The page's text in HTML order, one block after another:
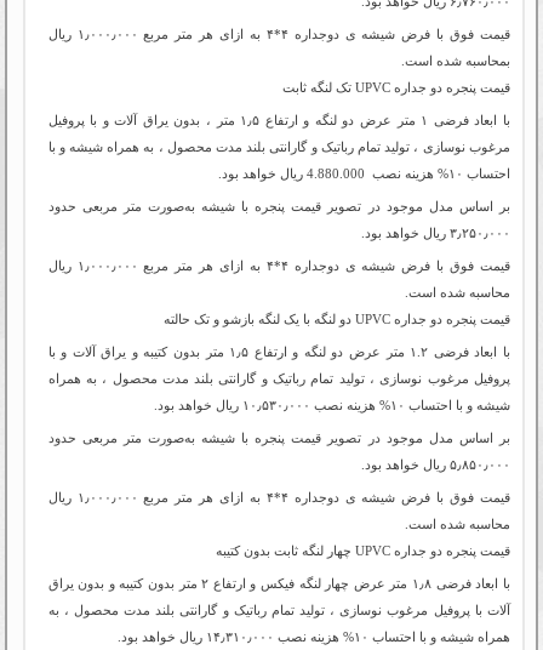
قیمت فوق با فرض شیشه ی دوجداره ۴*۴ به ازای هر متر مربع ۱٫۰۰۰٫۰۰۰ ریال
بمحاسبه شده است.
قیمت پنجره دو جداره‌ UPVC تک لنگه ثابت
با ابعاد فرضی ۱ متر عرض دو لنگه و ارتفاع ۱٫۵ ‌متر ، بدون یراق آلات و با پروفیل
مرغوب نوسازی ، تولید تمام رباتیک و گارانتی بلند مدت محصول ، به همراه شیشه و با
احتساب ۱۰% هزینه نصب 4.880.000 ریال خواهد بود.
بر اساس مدل موجود در تصویر قیمت پنجره با شیشه به‌صورت متر مربعی حدود
۳٫۲۵۰٫۰۰۰ ریال خواهد بود.
قیمت فوق با فرض شیشه ی دوجداره ۴*۴ به ازای هر متر مربع ۱٫۰۰۰٫۰۰۰ ریال
محاسبه شده است.
قیمت پنجره دو جداره‌ UPVC دو لنگه با یک لنگه بازشو و تک حالته
با ابعاد فرضی ۱.۲ متر عرض دو لنگه و ارتفاع ۱٫۵ ‌متر بدون کتیبه و یراق آلات و با
پروفیل مرغوب نوسازی ، تولید تمام رباتیک و گارانتی بلند مدت محصول ، به همراه
شیشه و با احتساب ۱۰% هزینه نصب ۱۰٫۵۳۰٫۰۰۰ ریال خواهد بود.
بر اساس مدل موجود در تصویر قیمت پنجره با شیشه به‌صورت متر مربعی حدود
۵٫۸۵۰٫۰۰۰ ریال خواهد بود.
قیمت فوق با فرض شیشه ی دوجداره ۴*۴ به ازای هر متر مربع ۱٫۰۰۰٫۰۰۰ ریال
محاسبه شده است.
قیمت پنجره دو جداره‌ UPVC چهار لنگه ثابت بدون کتیبه
با ابعاد فرضی ۱٫۸ متر عرض چهار لنگه فیکس و ارتفاع ۲ ‌متر بدون کتیبه و بدون یراق
آلات با پروفیل مرغوب نوسازی ، تولید تمام رباتیک و گارانتی بلند مدت محصول ، به
همراه شیشه و با احتساب ۱۰% هزینه نصب ۱۴٫۳۱۰٫۰۰۰ ریال خواهد بود.